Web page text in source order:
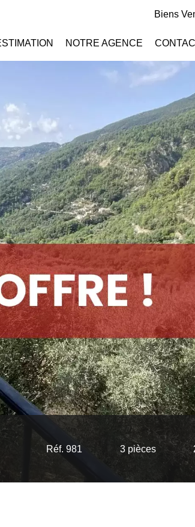
Biens
NOTRE AGENCE
Réf. 981 3 pièces